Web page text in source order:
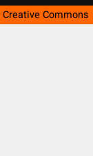
Creative Commons